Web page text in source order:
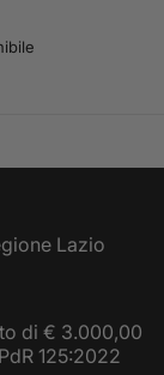
Lazio
di € 3.000,00
125:2022